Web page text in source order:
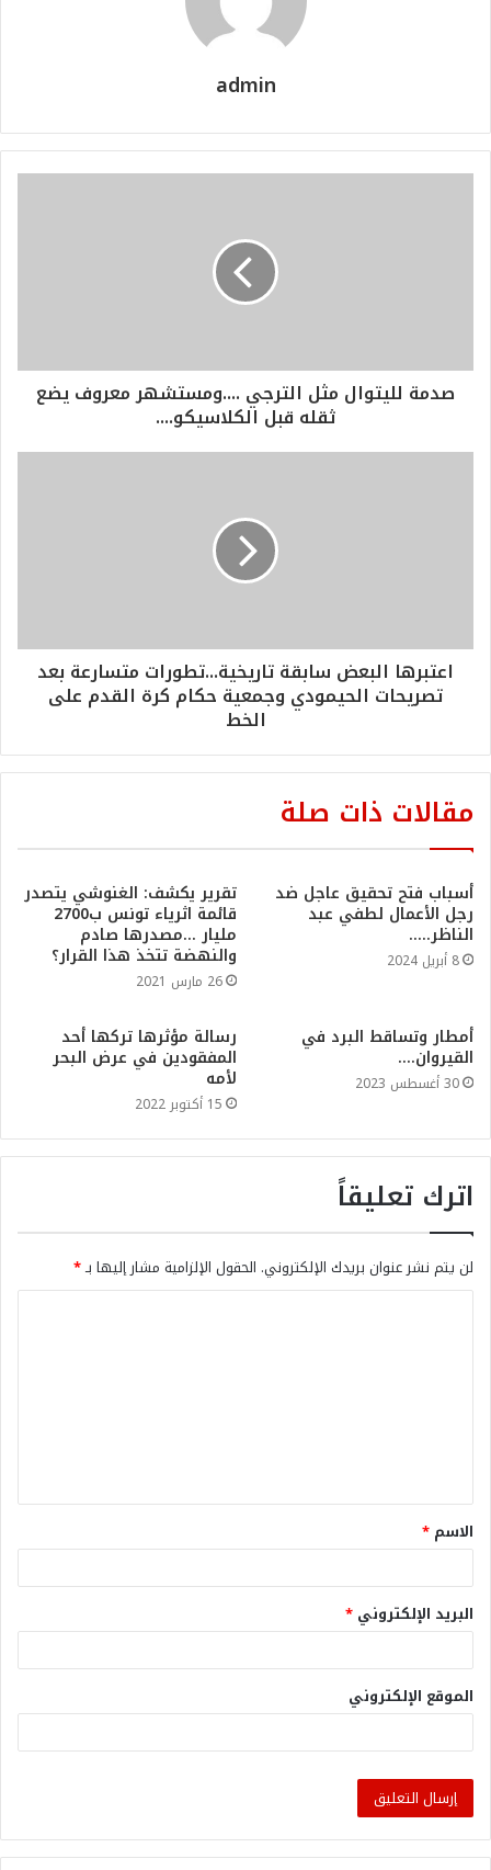
admin
صدمة لليتوال مثل الترجي ....ومستشهر معروف يضع
ثقله قبل الكلاسيكو....
اعتبرها البعض سابقة تاريخية...تطورات متسارعة بعد
تصريحات الحيمودي وجمعية حكام كرة القدم على
الخط
مقالات ذات صلة
أسباب فتح تحقيق عاجل ضد
رجل الأعمال لطفي عبد
الناظر…..
8 أبريل 2024
تقرير يكشف: الغنوشي يتصدر
قائمة اثرياء تونس ب2700
مليار …مصدرها صادم
والنهضة تتخذ هذا القرار؟
26 مارس 2021
أمطار وتساقط البرد في
القيروان….
30 أغسطس 2023
رسالة مؤثرها تركها أحد
المفقودين في عرض البحر
لأمه
15 أكتوبر 2022
اترك تعليقاً
لن يتم نشر عنوان بريدك الإلكتروني. الحقول الإلزامية مشار إليها بـ*
الاسم *
البريد الإلكتروني *
الموقع الإلكتروني